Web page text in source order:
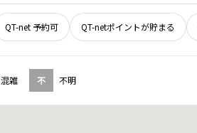
QT-net 予約可 QT-netポイントが貯まる
混雑 不 不明